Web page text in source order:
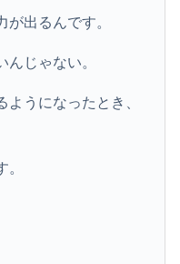
が出るんです。
んじゃない。
うになったとき、